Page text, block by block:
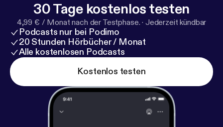
30 Tage kostenlos testen
4,99 € / Monat nach der Testphase. · Jederzeit kündbar
Podcasts nur bei Podimo
20 Stunden Hörbücher / Monat
Alle kostenlosen Podcasts
Kostenlos testen